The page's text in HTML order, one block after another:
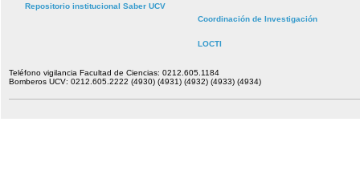
Repositorio institucional Saber UCV
Coordinación de Investigación
LOCTI
Teléfono vigilancia Facultad de Ciencias: 0212.605.1184
Bomberos UCV: 0212.605.2222 (4930) (4931) (4932) (4933) (4934)